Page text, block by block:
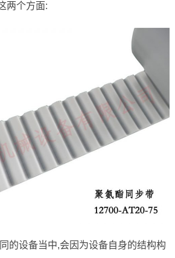
两个方面:
的设备当中,会因为设备自身的结构构